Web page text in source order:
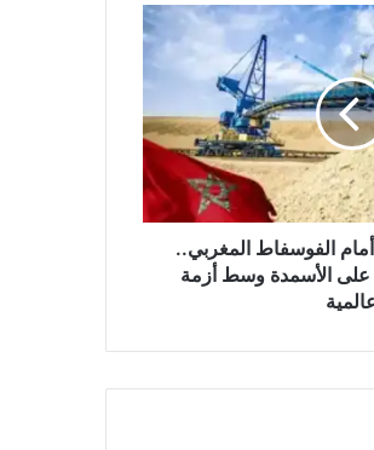
الفوسفاط المغربي..
الأسمدة وسط أزمة